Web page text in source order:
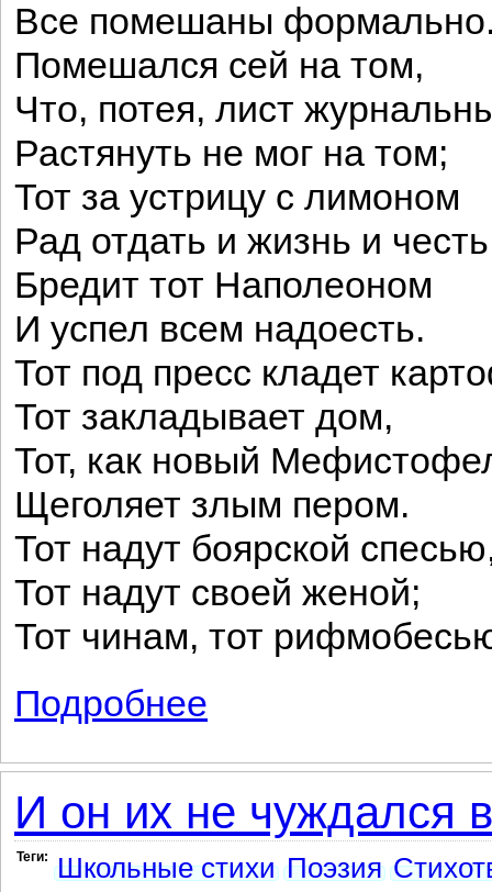
Все помешаны
Помешался сей на том,
Что, потея, лист
Растянуть не мог на том;
Тот за устрицу с лимоном
Рад отдать и жизнь и
Бредит тот Наполеоном
И успел всем надоесть.
Тот под пресс кладет
Тот закладывает дом,
Тот, как новый
Щеголяет злым пером.
Тот надут боярской
Тот надут своей женой;
Тот чинам, тот
Подробнее
И он их не чуждался
Теги: Школьные стихи Поэзия